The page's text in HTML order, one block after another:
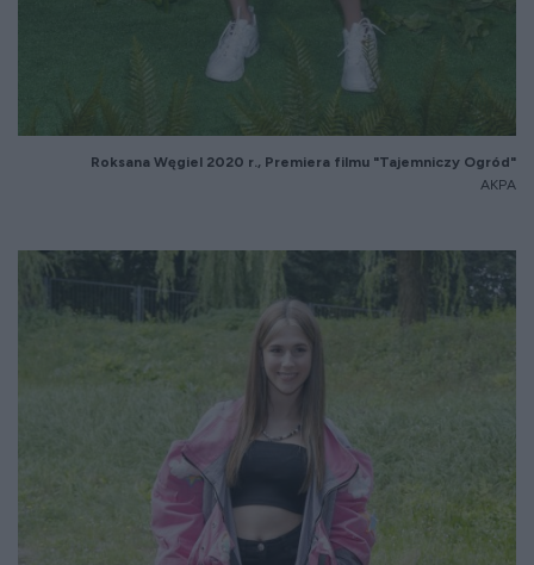
Roksana Węgiel 2020 r., Premiera filmu "Tajemniczy Ogród"
AKPA